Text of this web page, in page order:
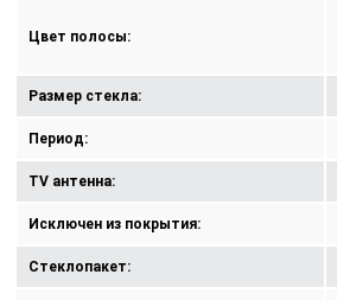
Цвет полосы:
Размер стекла:
Период:
TV антенна:
Исключен из покрытия:
Стеклопакет: